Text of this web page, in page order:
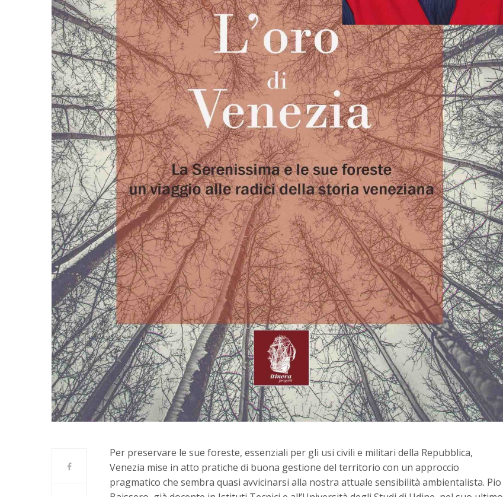
Per preservare le sue foreste, essenziali per gli usi civili e militari della Repubblica,
Venezia mise in atto pratiche di buona gestione del territorio con un approccio
pragmatico che sembra quasi avvicinarsi alla nostra attuale sensibilità ambientalista. Pio